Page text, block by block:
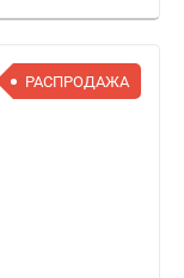
РАСПРОДАЖА